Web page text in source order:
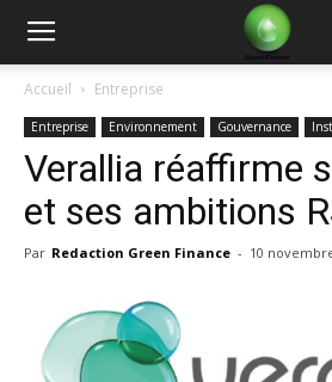
Green
Finance
Accueil Entreprise
Entreprise Environnement Gouvernance
Verallia réaffirme
et ses ambitions
Par Redaction Green Finance - 10